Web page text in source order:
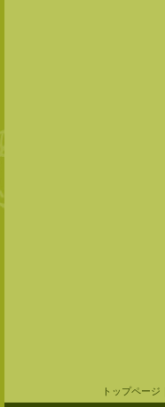
トップページ